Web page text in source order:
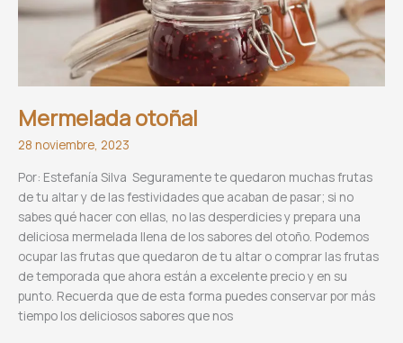
Mermelada otoñal
28 noviembre, 2023
Por: Estefanía Silva Seguramente te quedaron muchas frutas
de tu altar y de las festividades que acaban de pasar; si no
sabes qué hacer con ellas, no las desperdicies y prepara una
deliciosa mermelada llena de los sabores del otoño. Podemos
ocupar las frutas que quedaron de tu altar o comprar las frutas
de temporada que ahora están a excelente precio y en su
punto. Recuerda que de esta forma puedes conservar por más
tiempo los deliciosos sabores que nos